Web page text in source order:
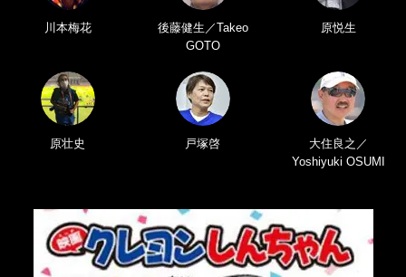
川本梅花
後藤健生／Takeo
GOTO
原悦生
原壮史 戸塚啓
大住良之／
Yoshiyuki OSUMI